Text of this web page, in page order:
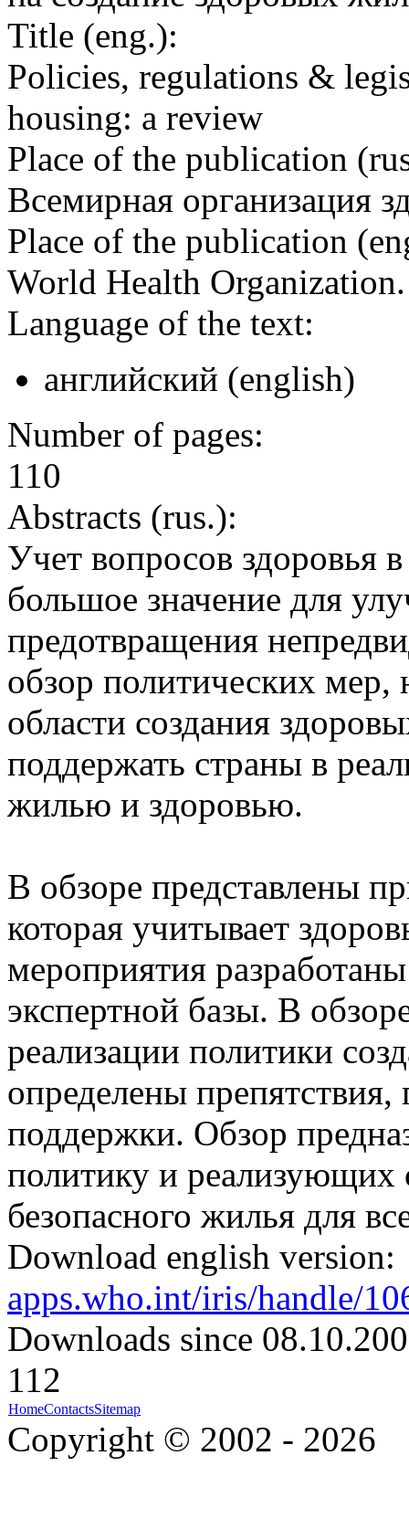
Title (eng.):
Policies, regulations &
housing: a review
Place of the publication
Всемирная организация
Place of the publication
World Health
Language of the text:
английский (english)
Number of pages:
110
Abstracts (rus.):
Учет вопросов здоровья
большое значение для
предотвращения
обзор политических мер,
области создания
поддержать страны в
жилью и здоровью.
В обзоре представлены
которая учитывает
мероприятия
экспертной базы. В
реализации политики
определены
поддержки. Обзор
политику и реализующих
безопасного жилья для
Download english version:
apps.who.int/iris/handle/
Downloads since
112
HomeContactsSitemap
Copyright © 2002 - 2026